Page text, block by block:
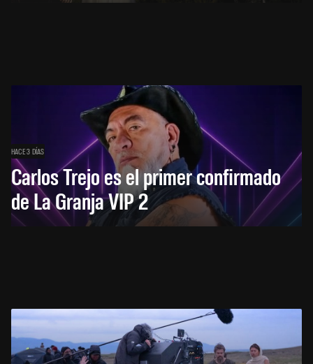
HACE 3 DÍAS
Carlos Trejo es el primer confirmado
de La Granja VIP 2